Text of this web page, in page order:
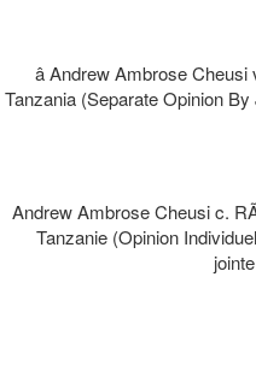
004-2015 â Andrew Ambrose
Tanzania (Separate Opinion
004-2015 - Andrew Ambrose Cheusi
Tanzanie (Opinion